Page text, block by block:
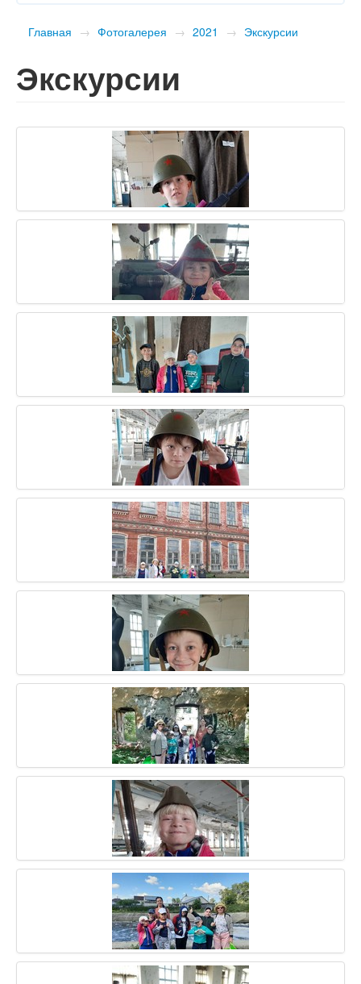
Главная → Фотогалерея → 2021 → Экскурсии
Экскурсии